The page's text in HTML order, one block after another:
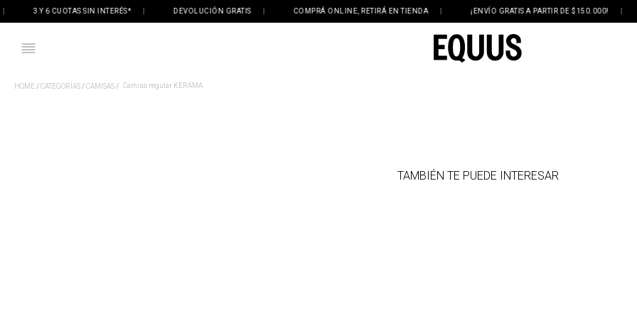
3 Y 6 CUOTAS SIN INTERÉS* | DEVOLUCIÓN GRATIS | COMPRÁ ONLINE, RETIRÁ EN TIENDA | ¡ENVÍO GRATIS A PARTIR DE $150.000! |
CATEGORÍAS CAMISAS Camisa regular KERAMA
TAMBIÉN TE PUEDE INTERESAR